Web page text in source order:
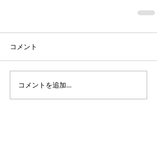
コメント
コメントを追加…